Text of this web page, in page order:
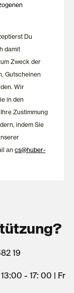
Du
damit
Zweck der
Gutscheinen
Wir
in den
Zustimmung
indem Sie
ancs@huber-
19
- 17: 00 | Fr